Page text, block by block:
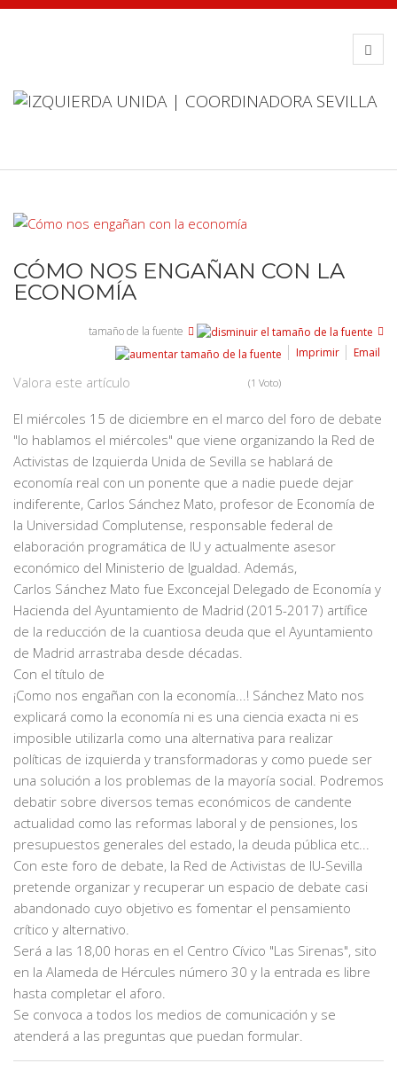
CÓMO NOS ENGAÑAN CON LA
ECONOMÍA
tamaño de la fuente
Imprimir
Email
Valora este artículo (1 Voto)
El miércoles 15 de diciembre en el marco del foro de debate
"lo hablamos el miércoles" que viene organizando la Red de
Activistas de Izquierda Unida de Sevilla se hablará de
economía real con un ponente que a nadie puede dejar
indiferente, Carlos Sánchez Mato, profesor de Economía de
la Universidad Complutense, responsable federal de
elaboración programática de IU y actualmente asesor
económico del Ministerio de Igualdad. Además,
Carlos Sánchez Mato fue Exconcejal Delegado de Economía y
Hacienda del Ayuntamiento de Madrid (2015-2017) artífice
de la reducción de la cuantiosa deuda que el Ayuntamiento
de Madrid arrastraba desde décadas.
Con el título de
¡Como nos engañan con la economía...! Sánchez Mato nos
explicará como la economía ni es una ciencia exacta ni es
imposible utilizarla como una alternativa para realizar
políticas de izquierda y transformadoras y como puede ser
una solución a los problemas de la mayoría social. Podremos
debatir sobre diversos temas económicos de candente
actualidad como las reformas laboral y de pensiones, los
presupuestos generales del estado, la deuda pública etc...
Con este foro de debate, la Red de Activistas de IU-Sevilla
pretende organizar y recuperar un espacio de debate casi
abandonado cuyo objetivo es fomentar el pensamiento
crítico y alternativo.
Será a las 18,00 horas en el Centro Cívico "Las Sirenas", sito
en la Alameda de Hércules número 30 y la entrada es libre
hasta completar el aforo.
Se convoca a todos los medios de comunicación y se
atenderá a las preguntas que puedan formular.